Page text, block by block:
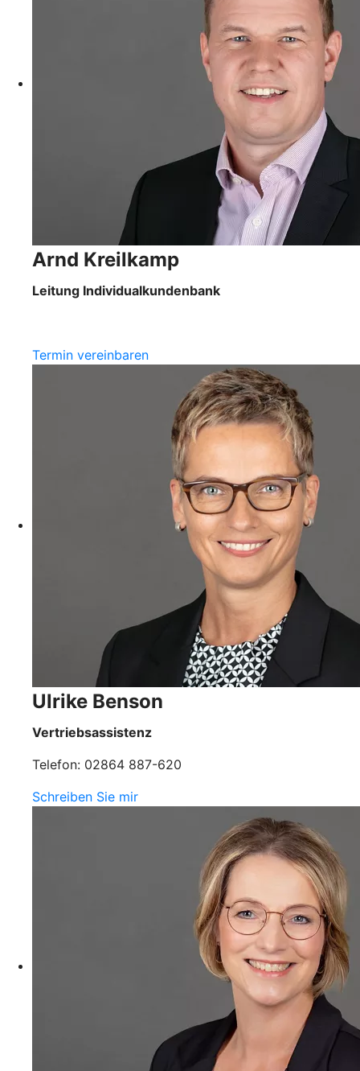
Arnd Kreilkamp
Leitung Individualkundenbank
Termin vereinbaren
Ulrike Benson
Vertriebsassistenz
Telefon: 02864 887-620
Schreiben Sie mir